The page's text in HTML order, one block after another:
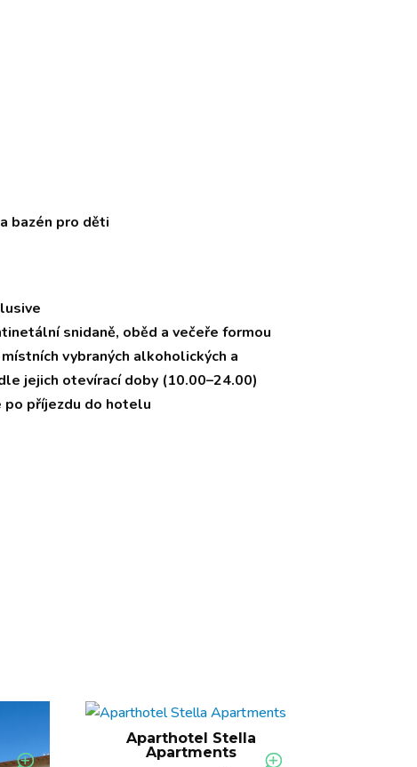
bazén pro děti
snidaně, oběd a večeře formou
vybraných alkoholických a
jejich otevírací doby (10.00–24.00)
příjezdu do hotelu
Aparthotel Stella
Apartments